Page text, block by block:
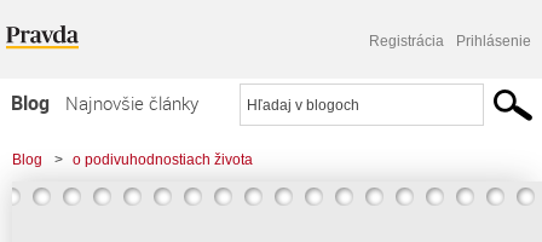
Registrácia Prihlásenie
Blog
Najnovšie články
Najčítanejšie články
Najkomentovanejšie články
Blog > o podivuhodnostiach života